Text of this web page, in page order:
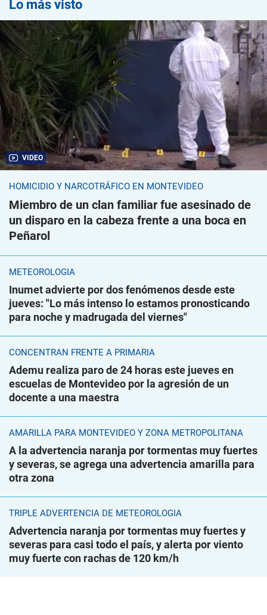
Lo más visto
VIDEO
HOMICIDIO Y NARCOTRÁFICO EN MONTEVIDEO
Miembro de un clan familiar fue asesinado de
un disparo en la cabeza frente a una boca en
Peñarol
METEOROLOGÍA
Inumet advierte por dos fenómenos desde este
jueves: "Lo más intenso lo estamos pronosticando
para noche y madrugada del viernes"
CONCENTRAN FRENTE A PRIMARIA
Ademu realiza paro de 24 horas este jueves en
escuelas de Montevideo por la agresión de un
docente a una maestra
AMARILLA PARA MONTEVIDEO Y ZONA METROPOLITANA
A la advertencia naranja por tormentas muy fuertes
y severas, se agrega una advertencia amarilla para
otra zona
TRIPLE ADVERTENCIA DE METEOROLOGÍA
Advertencia naranja por tormentas muy fuertes y
severas para casi todo el país, y alerta por viento
muy fuerte con rachas de 120 km/h